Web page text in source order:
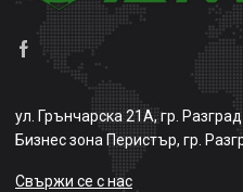
ул. Грънчарска 21А, гр. Разград
Бизнес зона Перистър, гр.
Свържи се с нас